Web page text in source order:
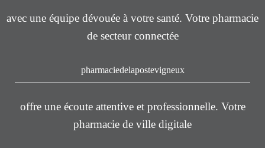
avec une équipe dévouée à votre santé. Votre pharmacie
de secteur connectée
pharmaciedelapostevigneux
offre une écoute attentive et professionnelle. Votre
pharmacie de ville digitale